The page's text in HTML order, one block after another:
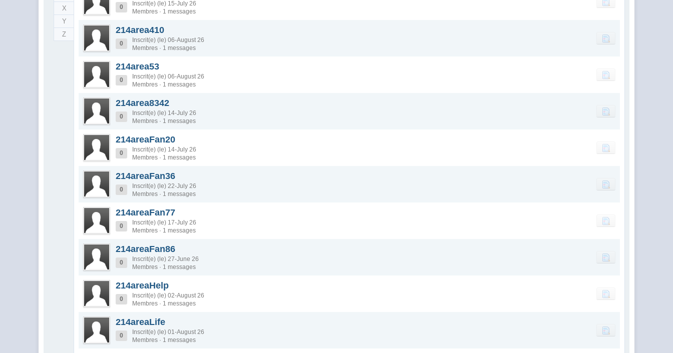
X
Y
Z
0
Inscrit(e) (le) 15-July 26
Membres · 1 messages
214area410
0
Inscrit(e) (le) 06-August 26
Membres · 1 messages
214area53
0
Inscrit(e) (le) 06-August 26
Membres · 1 messages
214area8342
0
Inscrit(e) (le) 14-July 26
Membres · 1 messages
214areaFan20
0
Inscrit(e) (le) 14-July 26
Membres · 1 messages
214areaFan36
0
Inscrit(e) (le) 22-July 26
Membres · 1 messages
214areaFan77
0
Inscrit(e) (le) 17-July 26
Membres · 1 messages
214areaFan86
0
Inscrit(e) (le) 27-June 26
Membres · 1 messages
214areaHelp
0
Inscrit(e) (le) 02-August 26
Membres · 1 messages
214areaLife
0
Inscrit(e) (le) 01-August 26
Membres · 1 messages